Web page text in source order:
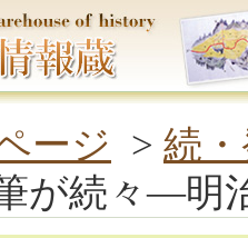
ージ > 続
が続々―明